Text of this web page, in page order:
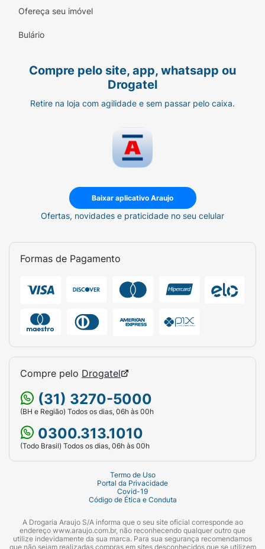
Ofereça seu imóvel
Bulário
Compre pelo site, app, whatsapp ou
Drogatel
Retire na loja com agilidade e sem passar pelo caixa.
Baixar aplicativo Araujo
Ofertas, novidades e praticidade no seu celular
Formas de Pagamento
Compre pelo Drogatel
(31) 3270-5000
(BH e Região) Todos os dias, 06h às 00h
0300.313.1010
(Todo Brasil) Todos os dias, 06h às 00h
Termo de Uso
Portal da Privacidade
Covid-19
Código de Ética e Conduta
A Drogaria Araujo S/A informa que o seu site oficial corresponde ao
endereço www.araujo.com.br, não reconhecendo qualquer outro que
utilize indevidamente da sua marca. Para sua segurança recomendamos
que não sejam realizadas compras em sites desconhecidos que se utilizem